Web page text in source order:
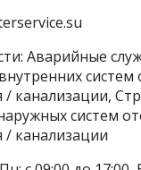
Аварийные
систем
/ канализации,
систем
/ канализации